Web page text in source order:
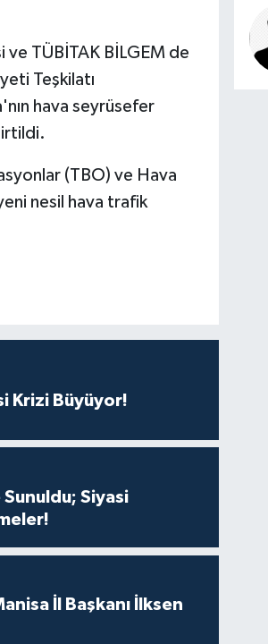
ve TÜBİTAK BİLGEM de
Teşkilatı
hava seyrüsefer
(TBO) ve Hava
nesil hava trafik
Krizi Büyüyor!
Sunuldu; Siyasi
İl Başkanı İlksen